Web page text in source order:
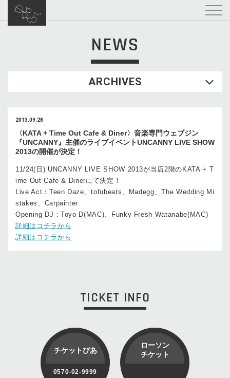
NEWS
ARCHIVES
2013.09.28
〈KATA + Time Out Cafe & Diner〉音楽専門ウェブジン
『UNCANNY』主催のライブイベントUNCANNY LIVE SHOW
2013の開催が決定！
11/24(日) UNCANNY LIVE SHOW 2013が当店2階のKATA + T
ime Out Cafe & Dinerにて決定！
Live Act：Teen Daze、tofubeats、Madegg、The Wedding Mi
stakes、Carpainter
Opening DJ：Toyo D(MAC)、Funky Fresh Watanabe(MAC)
詳細はコチラから
詳細はコチラから
TICKET INFO
チケットぴあ
0570-02-9999
ローソン
チケット